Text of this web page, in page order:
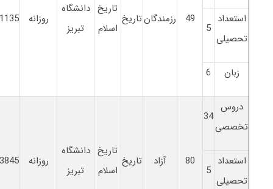
49 رزمندگانتاریخ
تاریخ
اسلام
دانشگاه
تبریز
روزانه 1135
استعداد
تحصیلی
5
زبان 6
دروس
تخصصی
34
80 آزاد تاریخ
تاریخ
اسلام
دانشگاه
تبریز
روزانه 3845
استعداد
تحصیلی
5